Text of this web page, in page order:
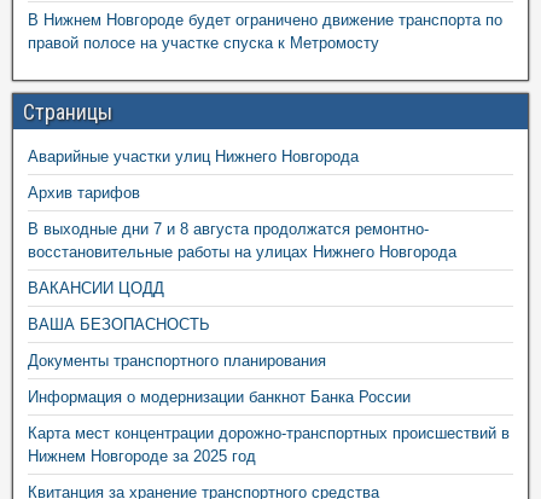
В Нижнем Новгороде будет ограничено движение транспорта по
правой полосе на участке спуска к Метромосту
Страницы
Аварийные участки улиц Нижнего Новгорода
Архив тарифов
В выходные дни 7 и 8 августа продолжатся ремонтно-
восстановительные работы на улицах Нижнего Новгорода
ВАКАНСИИ ЦОДД
ВАША БЕЗОПАСНОСТЬ
Документы транспортного планирования
Информация о модернизации банкнот Банка России
Карта мест концентрации дорожно-транспортных происшествий в
Нижнем Новгороде за 2025 год
Квитанция за хранение транспортного средства